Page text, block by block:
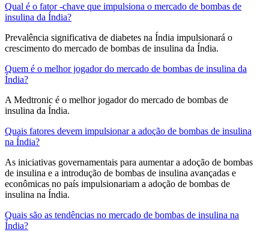
Qual é o fator -chave que impulsiona o mercado de bombas de
insulina da Índia?
Prevalência significativa de diabetes na Índia impulsionará o
crescimento do mercado de bombas de insulina da Índia.
Quem é o melhor jogador do mercado de bombas de insulina da
Índia?
A Medtronic é o melhor jogador do mercado de bombas de
insulina da Índia.
Quais fatores devem impulsionar a adoção de bombas de insulina
na Índia?
As iniciativas governamentais para aumentar a adoção de bombas
de insulina e a introdução de bombas de insulina avançadas e
econômicas no país impulsionariam a adoção de bombas de
insulina na Índia.
Quais são as tendências no mercado de bombas de insulina na
Índia?